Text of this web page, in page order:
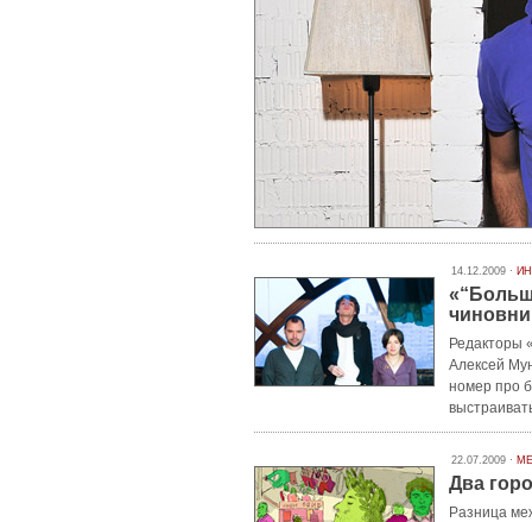
14.12.2009 ·
Редакторы
Алексей
номер про
22.07.2009 ·
Два
Разница